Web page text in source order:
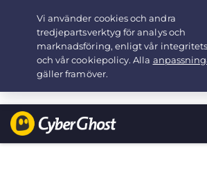
Your choice:The Best Dealfor
/month